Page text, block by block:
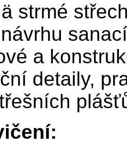
strmé
a
detaily,